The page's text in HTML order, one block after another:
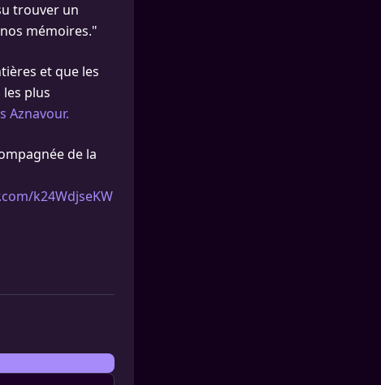
trouver un
mémoires."
et que les
plus
Aznavour.
de la
k24WdjseKW